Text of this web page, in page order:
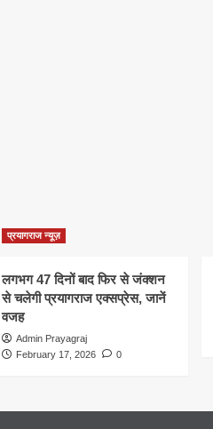
प्रयागराज न्यूज़
लगभग 47 दिनों बाद फिर से जंक्शन
से चलेगी प्रयागराज एक्सप्रेस, जानें
वजह
Admin Prayagraj
February 17, 2026
0